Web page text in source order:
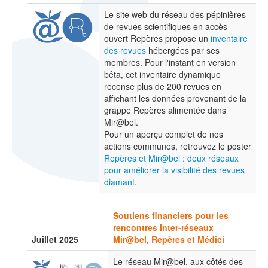
Le site web du réseau des pépinières
de revues scientifiques en accès
ouvert Repères propose un inventaire
des revues hébergées par ses
membres. Pour l'instant en version
bêta, cet inventaire dynamique
recense plus de 200 revues en
affichant les données provenant de la
grappe Repères alimentée dans
Mir@bel.
Pour un aperçu complet de nos
actions communes, retrouvez le poster
Repères et Mir@bel : deux réseaux
pour améliorer la visibilité des revues
diamant.
Juillet 2025
Soutiens financiers pour les
rencontres inter-réseaux
Mir@bel, Repères et Médici
Le réseau Mir@bel, aux côtés des